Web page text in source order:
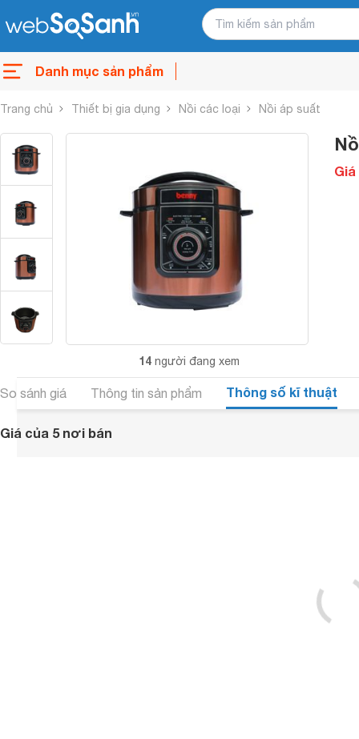
Danh mục sản phẩm
Trang chủ Thiết bị gia dụng Nồi các loại Nồi áp suất
14 người đang xem
Giá
So sánh giá Thông tin sản phẩm Thông số kĩ thuật
Giá của 5 nơi bán